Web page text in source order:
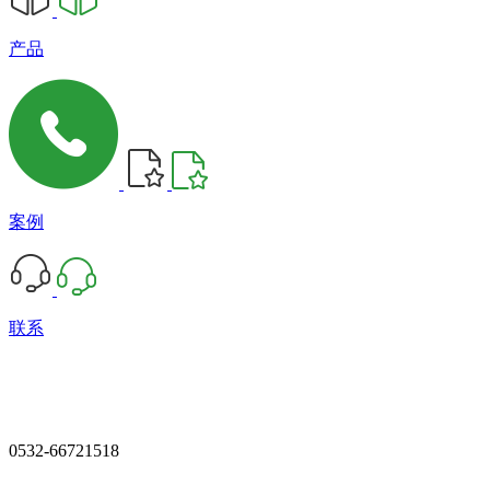
产品
案例
联系
0532-66721518